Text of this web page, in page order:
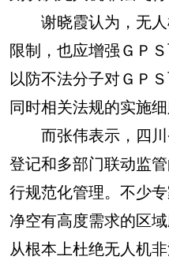
谢晓霞认为，无人
限制，也应增强ＧＰ
以防不法分子对ＧＰ
同时相关法规的实施细
而张伟表示，四川
登记和多部门联动监
行规范化管理。不少
净空有高度需求的区
从根本上杜绝无人机